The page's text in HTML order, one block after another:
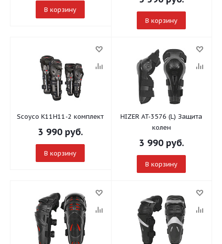
В корзину
В корзину
Scoyco K11H11-2 комплект
3 990руб.
В корзину
HIZER AT-3576 (L) Защита
колен
3 990руб.
В корзину